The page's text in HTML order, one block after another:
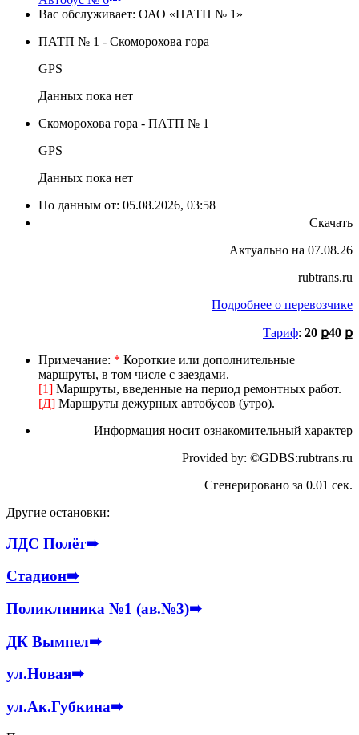
Вас обслуживает: ОАО «ПАТП № 1»
ПАТП № 1 - Скоморохова гора
GPS
Данных пока нет
Скоморохова гора - ПАТП № 1
GPS
Данных пока нет
По данным от: 05.08.2026, 03:58
Скачать
Актуально на 07.08.26
rubtrans.ru
Подробнее о перевозчике
Тариф: 20 ք40 ք
Примечание: * Короткие или дополнительные
маршруты, в том числе с заездами.
[1] Маршруты, введенные на период ремонтных работ.
[Д] Маршруты дежурных автобусов (утро).
Информация носит ознакомительный характер
Provided by: ©GDBS:rubtrans.ru
Сгенерировано за 0.01 сек.
Другие остановки:
ЛДС Полёт➠
Стадион➠
Поликлиника №1 (ав.№3)➠
ДК Вымпел➠
ул.Новая➠
ул.Ак.Губкина➠